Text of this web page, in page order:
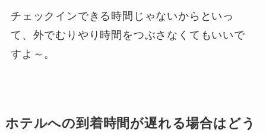
チェックインできる時間じゃないからといっ
て、外でむりやり時間をつぶさなくてもいいで
すよ～。
ホテルへの到着時間が遅れる場合はどう